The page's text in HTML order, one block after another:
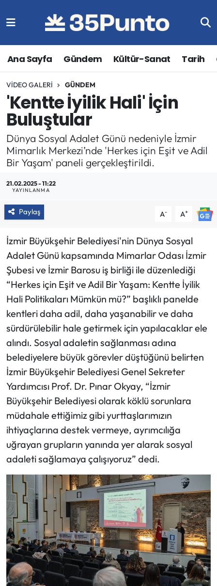
Ana Sayfa Gündem Kültür-Sanat Tarih
VIDEO GALERI GÜNDEM
'Kentte İyilik Hali' İçin
Buluştular
Dünya Sosyal Adalet Günü nedeniyle İzmir
Mimarlık Merkezi’nde 'Herkes için Eşit ve Adil
Bir Yaşam' paneli gerçekleştirildi.
21.02.2025 - 11:22
YAYINLANMA
Paylaş A- A+
İzmir Büyükşehir Belediyesi'nin Dünya Sosyal
Adalet Günü kapsamında Mimarlar Odası İzmir
Şubesi ve İzmir Barosu iş birliği ile düzenlediği
“Herkes için Eşit ve Adil Bir Yaşam: Kentte İyilik
Hali Politikaları Mümkün mü?” başlıklı panelde
kentleri daha adil, daha yaşanabilir ve daha
sürdürülebilir hale getirmek için yapılacaklar ele
alındı. Sosyal adaletin sağlanması adına
belediyelere büyük görevler düştüğünü belirten
İzmir Büyükşehir Belediyesi Genel Sekreter
Yardımcısı Prof. Dr. Pınar Okyay, “İzmir
Büyükşehir Belediyesi olarak köklü sorunlara
müdahale ettiğimiz gibi yurttaşlarımızın
ihtiyaçlarına destek vermeye, ayrımcılığa
uğrayan grupların yanında yer alarak sosyal
adaleti sağlamaya çalışıyoruz” dedi.